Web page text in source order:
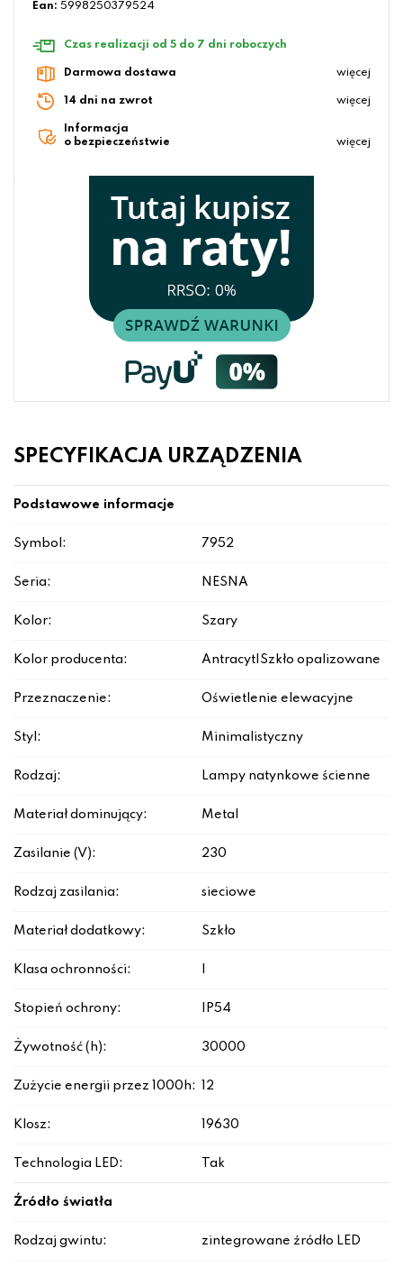
Ean: 5998250379524
Czas realizacji od 5 do 7 dni roboczych
Darmowa dostawa więcej
14 dni na zwrot więcej
Informacja
o bezpieczeństwie
więcej
SPECYFIKACJA URZĄDZENIA
Podstawowe informacje
Symbol: 7952
Seria: NESNA
Kolor: Szary
Kolor producenta: Antracyt|Szkło opalizowane
Przeznaczenie: Oświetlenie elewacyjne
Styl: Minimalistyczny
Rodzaj: Lampy natynkowe ścienne
Materiał dominujący: Metal
Zasilanie (V): 230
Rodzaj zasilania: sieciowe
Materiał dodatkowy: Szkło
Klasa ochronności:
Stopień ochrony: IP54
Żywotność (h): 30000
Zużycie energii przez 1000h: 12
Klosz: 19630
Technologia LED: Tak
Źródło światła
Rodzaj gwintu: zintegrowane źródło LED